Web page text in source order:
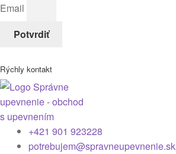
Email
Potvrdiť
Rýchly kontakt
+421 901 923228
potrebujem@spravneupevnenie.sk